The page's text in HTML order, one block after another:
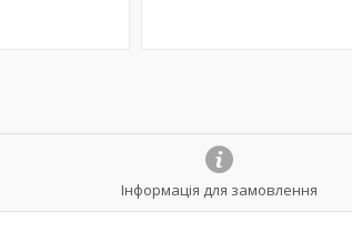
Інформація для замовлення